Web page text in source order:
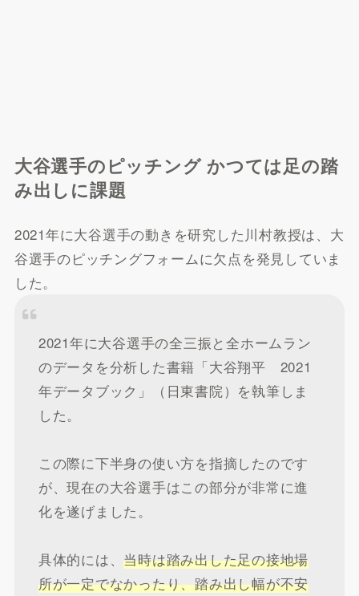
大谷選手のピッチング かつては足の踏
み出しに課題
2021年に大谷選手の動きを研究した川村教授は、大
谷選手のピッチングフォームに欠点を発見していま
した。
2021年に大谷選手の全三振と全ホームラン
のデータを分析した書籍「大谷翔平 2021
年データブック」（日東書院）を執筆しま
した。
この際に下半身の使い方を指摘したのです
が、現在の大谷選手はこの部分が非常に進
化を遂げました。
具体的には、当時は踏み出した足の接地場
所が一定でなかったり、踏み出し幅が不安